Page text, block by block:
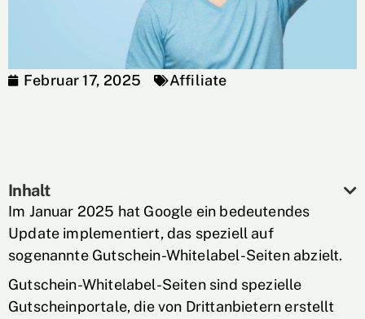
Februar 17, 2025 Affiliate
Inhalt
Im Januar 2025 hat Google ein bedeutendes
Update implementiert, das speziell auf
sogenannte Gutschein-Whitelabel-Seiten abzielt.
Gutschein-Whitelabel-Seiten sind spezielle
Gutscheinportale, die von Drittanbietern erstellt